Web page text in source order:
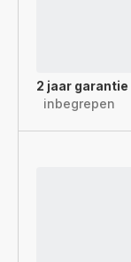
2 jaar garantie
inbegrepen